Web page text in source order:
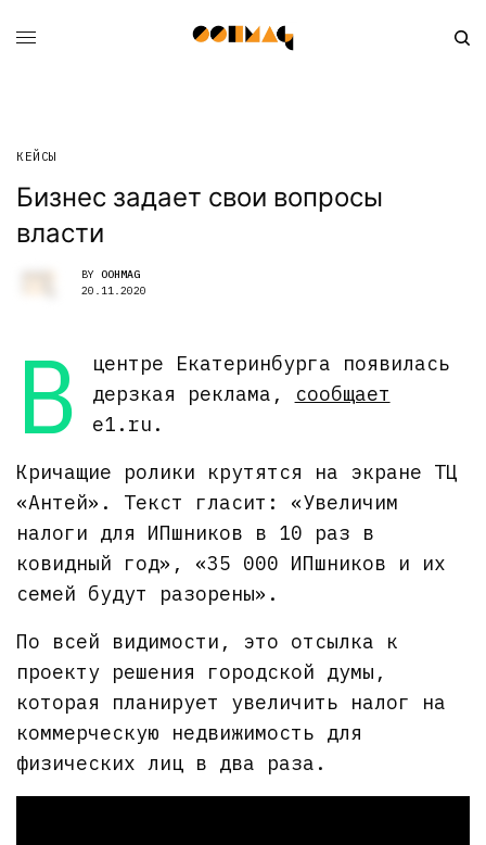
КЕЙСЫ
Бизнес задает свои вопросы
власти
BY OOHMAG
20.11.2020
В
центре Екатеринбурга появилась
дерзкая реклама,
сообщает
e1.ru.
Кричащие ролики крутятся на экране ТЦ
«Антей». Текст гласит: «Увеличим
налоги для ИПшников в 10 раз в
ковидный год», «35 000 ИПшников и их
семей будут разорены».
По всей видимости, это отсылка к
проекту решения городской думы,
которая планирует увеличить налог на
коммерческую недвижимость для
физических лиц в два раза.